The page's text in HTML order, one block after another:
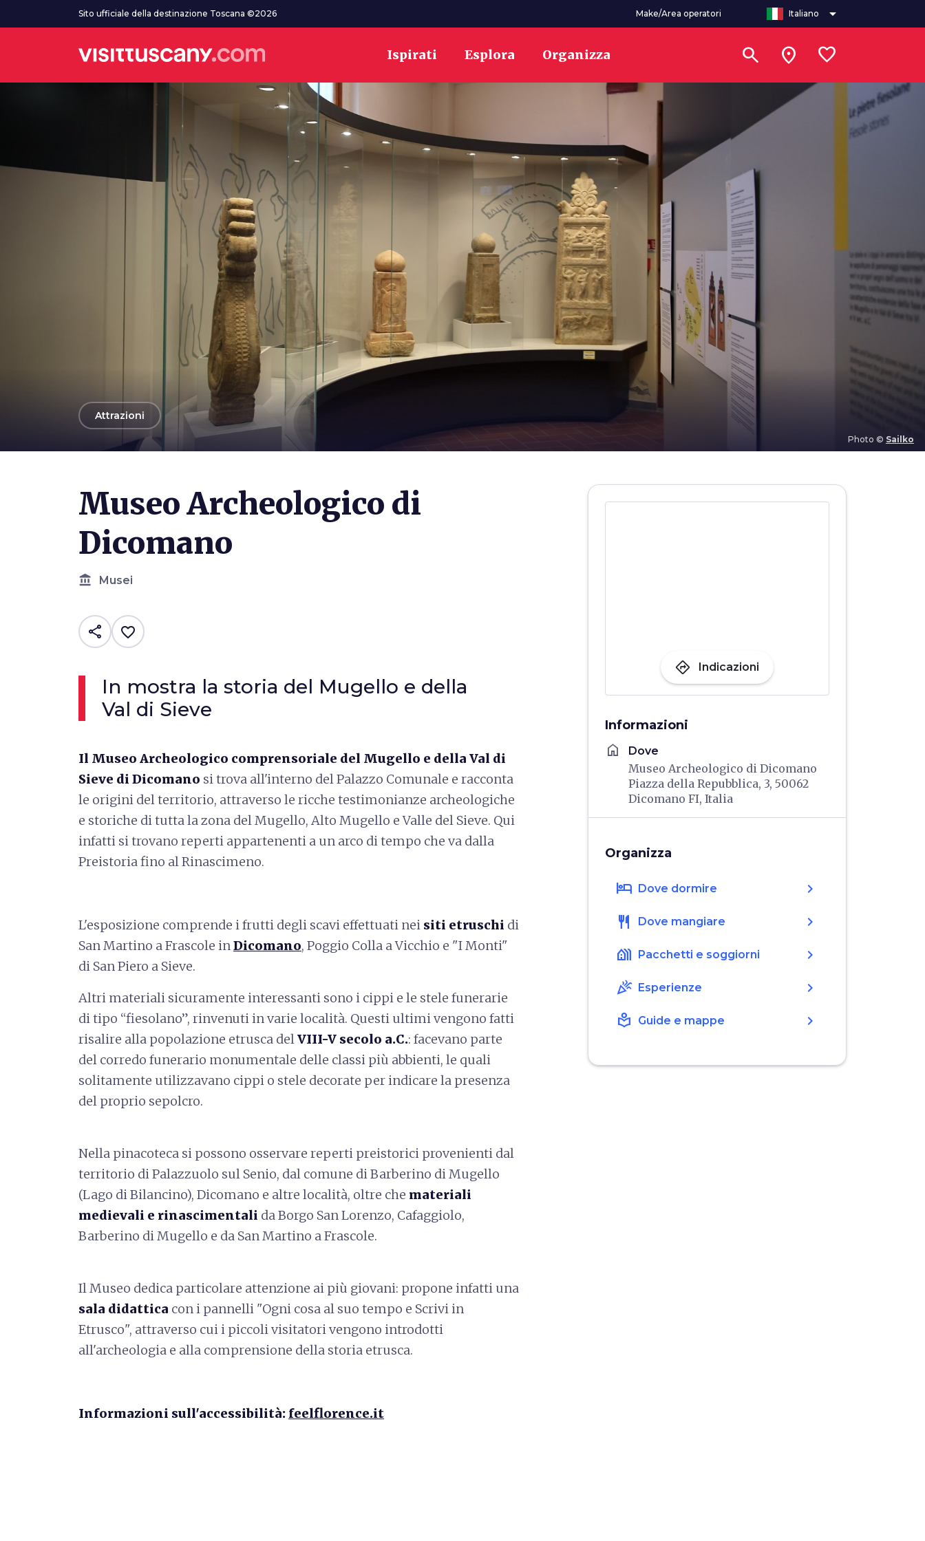
Vai al contenuto principaleSito ufficiale della destinazione Toscana ©2026 Make/Area operatori Italiano arrow_drop_down
Ispirati Esplora Organizza search location_on favorite
Photo © Sailko
arrow_back
Attrazioni
Museo Archeologico di
Dicomano
account_balance Musei
share favorite_border
In mostra la storia del Mugello e della
Val di Sieve
Il Museo Archeologico comprensoriale del Mugello e della Val di
Sieve di Dicomano si trova all'interno del Palazzo Comunale e racconta
le origini del territorio, attraverso le ricche testimonianze archeologiche
e storiche di tutta la zona del Mugello, Alto Mugello e Valle del Sieve. Qui
infatti si trovano reperti appartenenti a un arco di tempo che va dalla
Preistoria fino al Rinascimeno.
L'esposizione comprende i frutti degli scavi effettuati nei siti etruschi di
San Martino a Frascole inDicomano, Poggio Colla a Vicchio e "I Monti"
di San Piero a Sieve.
Altri materiali sicuramente interessanti sono i cippi e le stele funerarie
di tipo “fiesolano”, rinvenuti in varie località. Questi ultimi vengono fatti
risalire alla popolazione etrusca delVIII-V secolo a.C.: facevano parte
del corredo funerario monumentale delle classi più abbienti, le quali
solitamente utilizzavano cippi o stele decorate per indicare la presenza
del proprio sepolcro.
Nella pinacoteca si possono osservare reperti preistorici provenienti dal
territorio di Palazzuolo sul Senio, dal comune di Barberino di Mugello
(Lago di Bilancino), Dicomano e altre località, oltre che materiali
medievali e rinascimentali da Borgo San Lorenzo, Cafaggiolo,
Barberino di Mugello e da San Martino a Frascole.
Il Museo dedica particolare attenzione ai più giovani: propone infatti una
sala didattica con i pannelli "Ogni cosa al suo tempo e Scrivi in
Etrusco", attraverso cui i piccoli visitatori vengono introdotti
all'archeologia e alla comprensione della storia etrusca.
Informazioni sull'accessibilità: feelflorence.it
directions Indicazioni
Informazioni
home Dove
Museo Archeologico di Dicomano
Piazza della Repubblica, 3, 50062
Dicomano FI, Italia
Organizza
hotel Dove dormire chevron_right
restaurant Dove mangiare chevron_right
holiday_village Pacchetti e soggiorni chevron_right
celebration Esperienze chevron_right
local_library Guide e mappe chevron_right